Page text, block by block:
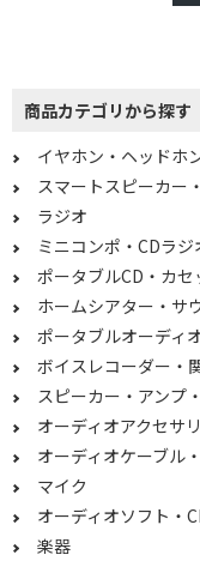
商品カテゴリから探す
イヤホン・ヘッドホ
スマートスピーカー
ラジオ
ミニコンポ・CDラ
ポータブルCD・カ
ホームシアター・サ
ポータブルオーディ
ボイスレコーダー・
スピーカー・アンプ
オーディオアクセサ
オーディオケーブル
マイク
オーディオソフト・
楽器
ハイレゾ対応
サイズで絞
接続方式で
φ3.5mmミニ
機能で絞り
ワイヤレス(左
ワイヤレス(ネッ